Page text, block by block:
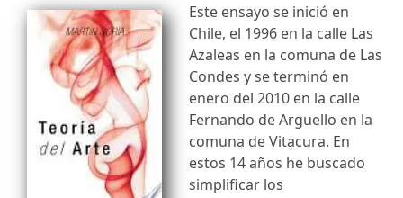
Este ensayo se inició en
Chile, el 1996 en la calle Las
Azaleas en la comuna de Las
Condes y se terminó en
enero del 2010 en la calle
Fernando de Arguello en la
comuna de Vitacura. En
estos 14 años he buscado
simplificar los